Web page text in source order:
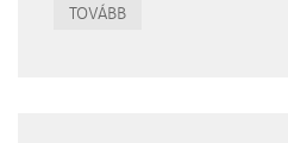
TOVÁBB